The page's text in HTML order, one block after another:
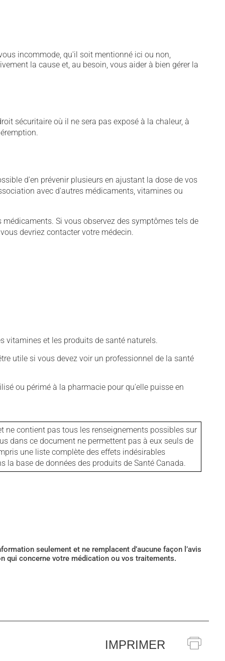
incommode, qu'il soit mentionné ici ou non,
la cause et, au besoin, vous aider à bien gérer la
sécuritaire où il ne sera pas exposé à la chaleur, à
d'en prévenir plusieurs en ajustant la dose de vos
avec d'autres médicaments, vitamines ou
Si vous observez des symptômes tels de
devriez contacter votre médecin.
vitamines et les produits de santé naturels.
utile si vous devez voir un professionnel de la santé
ou périmé à la pharmacie pour qu'elle puisse en
ne contient pas tous les renseignements possibles sur
dans ce document ne permettent pas à eux seuls de
une liste complète des effets indésirables
base de données des produits de Santé Canada.
seulement et ne remplacent d’aucune façon l’avis
qui concerne votre médication ou vos traitements.
IMPRIMER